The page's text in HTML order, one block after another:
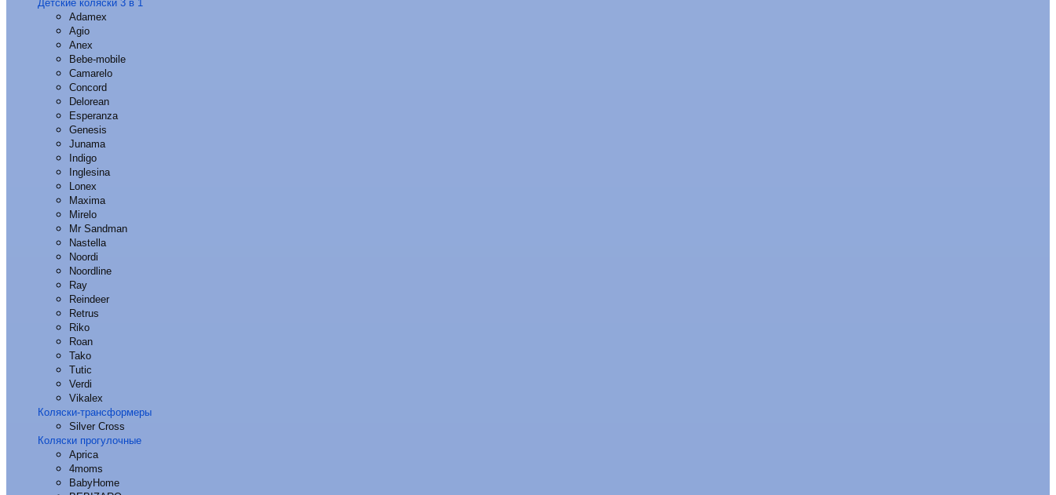
Детские коляски 3 в 1
Adamex
Agio
Anex
Bebe-mobile
Camarelo
Concord
Delorean
Esperanza
Genesis
Junama
Indigo
Inglesina
Lonex
Maxima
Mirelo
Mr Sandman
Nastella
Noordi
Noordline
Ray
Reindeer
Retrus
Riko
Roan
Tako
Tutic
Verdi
Vikalex
Коляски-трансформеры
Silver Cross
Коляски прогулочные
Aprica
4moms
BabyHome